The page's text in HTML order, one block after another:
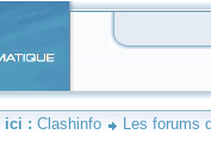
ici : Clashinfo Les forums